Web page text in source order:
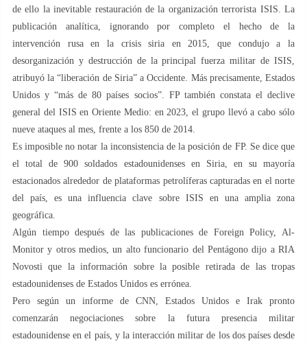
de ello la inevitable restauración de la organización terrorista ISIS. La
publicación analítica, ignorando por completo el hecho de la
intervención rusa en la crisis siria en 2015, que condujo a la
desorganización y destrucción de la principal fuerza militar de ISIS,
atribuyó la “liberación de Siria” a Occidente. Más precisamente, Estados
Unidos y “más de 80 países socios”. FP también constata el declive
general del ISIS en Oriente Medio: en 2023, el grupo llevó a cabo sólo
nueve ataques al mes, frente a los 850 de 2014.
Es imposible no notar la inconsistencia de la posición de FP. Se dice que
el total de 900 soldados estadounidenses en Siria, en su mayoría
estacionados alrededor de plataformas petrolíferas capturadas en el norte
del país, es una influencia clave sobre ISIS en una amplia zona
geográfica.
Algún tiempo después de las publicaciones de Foreign Policy, Al-
Monitor y otros medios, un alto funcionario del Pentágono dijo a RIA
Novosti que la información sobre la posible retirada de las tropas
estadounidenses de Estados Unidos es errónea.
Pero según un informe de CNN, Estados Unidos e Irak pronto
comenzarán negociaciones sobre la futura presencia militar
estadounidense en el país, y la interacción militar de los dos países desde